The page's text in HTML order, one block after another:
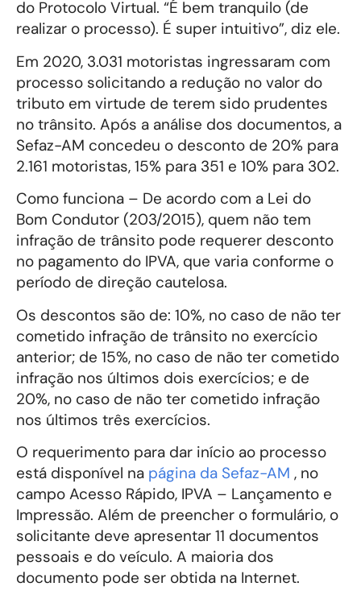
do Protocolo Virtual. “É bem tranquilo (de
realizar o processo). É super intuitivo”, diz ele.
Em 2020, 3.031 motoristas ingressaram com
processo solicitando a redução no valor do
tributo em virtude de terem sido prudentes
no trânsito. Após a análise dos documentos, a
Sefaz-AM concedeu o desconto de 20% para
2.161 motoristas, 15% para 351 e 10% para 302.
Como funciona – De acordo com a Lei do
Bom Condutor (203/2015), quem não tem
infração de trânsito pode requerer desconto
no pagamento do IPVA, que varia conforme o
período de direção cautelosa.
Os descontos são de: 10%, no caso de não ter
cometido infração de trânsito no exercício
anterior; de 15%, no caso de não ter cometido
infração nos últimos dois exercícios; e de
20%, no caso de não ter cometido infração
nos últimos três exercícios.
O requerimento para dar início ao processo
está disponível na página da Sefaz-AM , no
campo Acesso Rápido, IPVA – Lançamento e
Impressão. Além de preencher o formulário, o
solicitante deve apresentar 11 documentos
pessoais e do veículo. A maioria dos
documento pode ser obtida na Internet.